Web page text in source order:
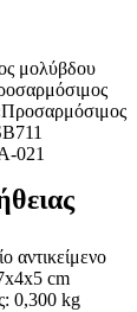
μολύβδου
Προσαρμόσιμος
021
αντικείμενο
cm
0,300 kg